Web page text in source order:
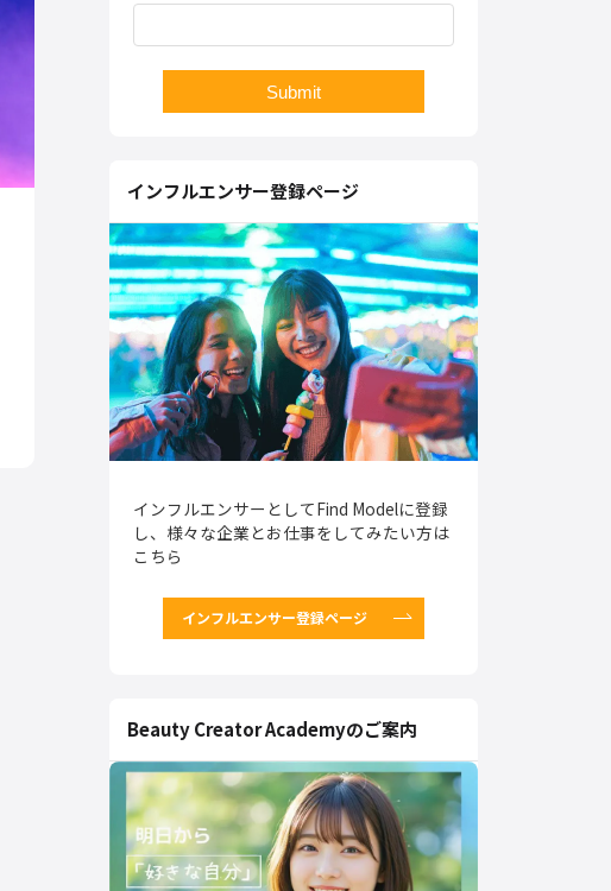
インフルエンサー登録ページ
インフルエンサーとしてFind Modelに登録
し、様々な企業とお仕事をしてみたい方は
こちら
インフルエンサー登録ページ
Beauty Creator Academyのご案内